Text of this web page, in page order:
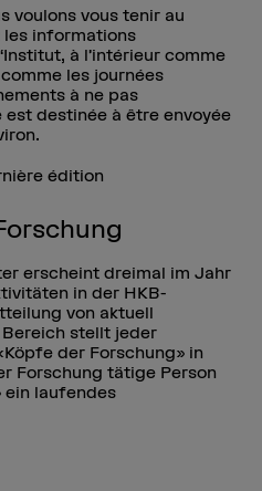
voulons vous tenir au
les informations
à l’intérieur comme
les journées
à ne pas
destinée à être envoyée
édition
erscheint dreimal im Jahr
in der HKB-
von aktuell
stellt jeder
der Forschung» in
Forschung tätige Person
ein laufendes